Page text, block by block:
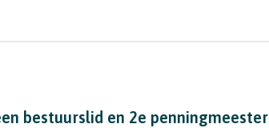
bestuurslid en 2e penningmeester